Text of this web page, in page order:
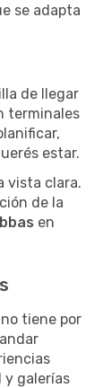
se adapta
de llegar
terminales
estar.
vista clara.
de la
en
tiene por
y galerías